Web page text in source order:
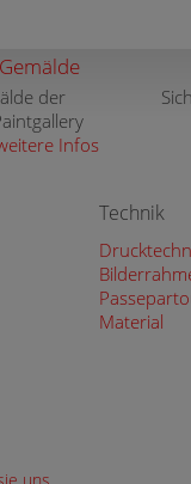
der
Infos
Technik
Material